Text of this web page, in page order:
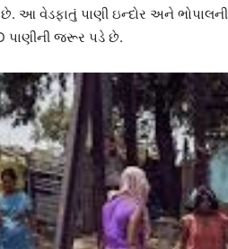
છે. આ વેડફાતું પાણી ઇન્દોર અને
પાણીની જરૂર પડે છે.